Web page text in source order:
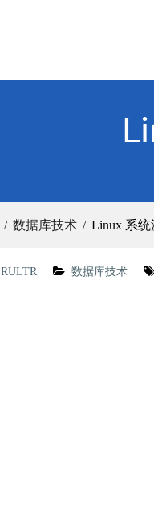
数据库技术 Linux 系统
RULTR 数据库技术